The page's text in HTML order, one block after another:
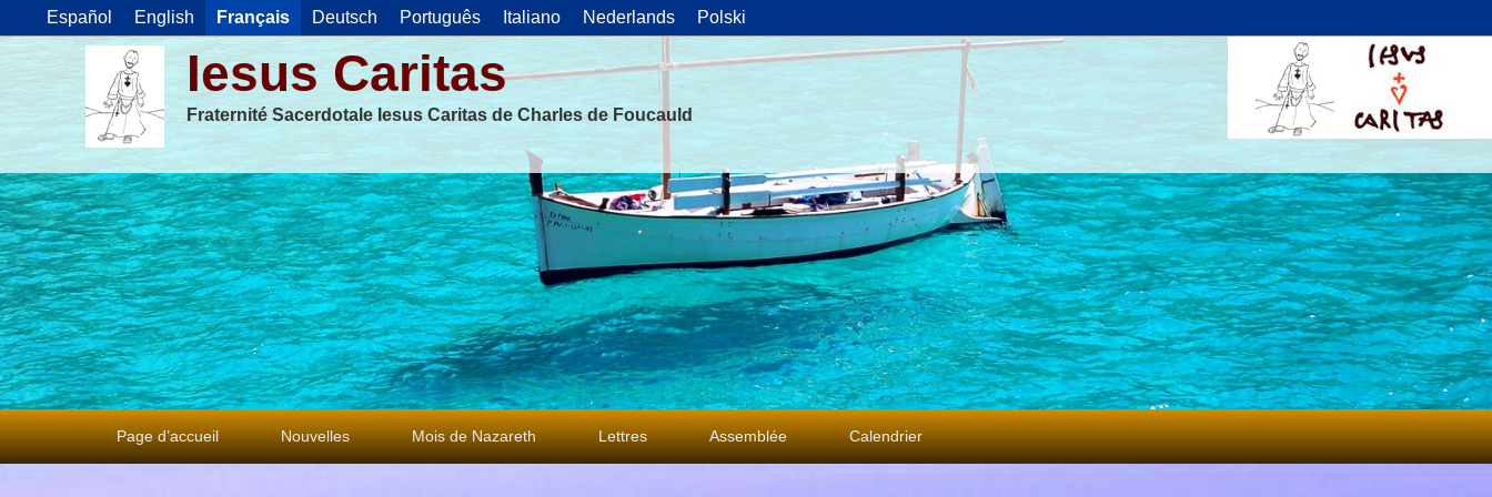
Español English Français Deutsch Português Italiano Nederlands Polski
Iesus Caritas
Fraternité Sacerdotale Iesus Caritas de Charles de Foucauld
Premier
menu
Page d’accueil Nouvelles Mois de Nazareth Lettres Assemblée Calendrier